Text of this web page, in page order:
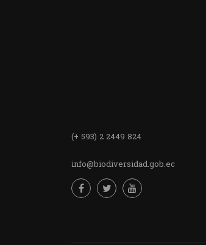
(+ 593) 2 2449 824
info@biodiversidad.gob.ec